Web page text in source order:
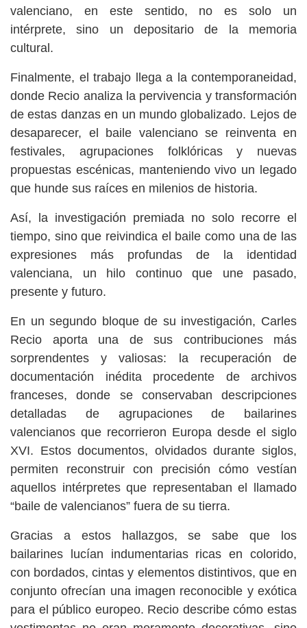
valenciano, en este sentido, no es solo un
intérprete, sino un depositario de la memoria
cultural.
Finalmente, el trabajo llega a la contemporaneidad,
donde Recio analiza la pervivencia y transformación
de estas danzas en un mundo globalizado. Lejos de
desaparecer, el baile valenciano se reinventa en
festivales, agrupaciones folklóricas y nuevas
propuestas escénicas, manteniendo vivo un legado
que hunde sus raíces en milenios de historia.
Así, la investigación premiada no solo recorre el
tiempo, sino que reivindica el baile como una de las
expresiones más profundas de la identidad
valenciana, un hilo continuo que une pasado,
presente y futuro.
En un segundo bloque de su investigación, Carles
Recio aporta una de sus contribuciones más
sorprendentes y valiosas: la recuperación de
documentación inédita procedente de archivos
franceses, donde se conservaban descripciones
detalladas de agrupaciones de bailarines
valencianos que recorrieron Europa desde el siglo
XVI. Estos documentos, olvidados durante siglos,
permiten reconstruir con precisión cómo vestían
aquellos intérpretes que representaban el llamado
“baile de valencianos” fuera de su tierra.
Gracias a estos hallazgos, se sabe que los
bailarines lucían indumentarias ricas en colorido,
con bordados, cintas y elementos distintivos, que en
conjunto ofrecían una imagen reconocible y exótica
para el público europeo. Recio describe cómo estas